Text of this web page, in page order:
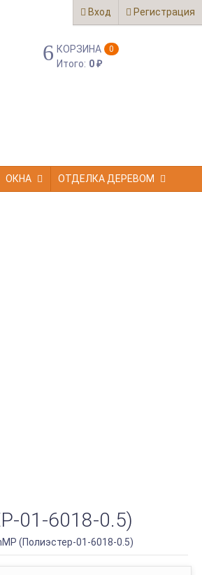
Вход Регистрация
КОРЗИНА 0
Итого: 0₽
ОКНА ОТДЕЛКА ДЕРЕВОМ
01-6018-0.5)
(Полиэстер-01-6018-0.5)